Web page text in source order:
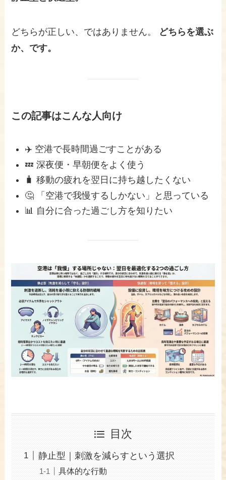
どちらが正しい、ではありません。
どちらを選ぶ
か、です。
この記事はこんな人向け
✈️ 空港で長時間過ごすことがある
💤 深夜便・早朝便をよく使う
🧳 移動の疲れを翌日に持ち越したくない
🤔 「空港で我慢するしかない」と思っている
📊 自分に合った過ごし方を知りたい
目次
静止型｜刺激を減らすという選択
具体的な行動